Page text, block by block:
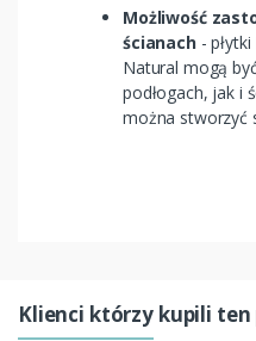
Możliwość
ścianach-
Natural mogą
podłogach, jak i
można stworzyć
Klienci którzy kupili